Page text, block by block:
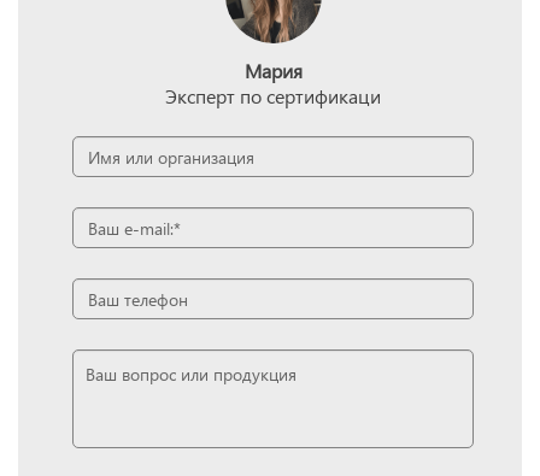
Мария
Эксперт по сертификаци